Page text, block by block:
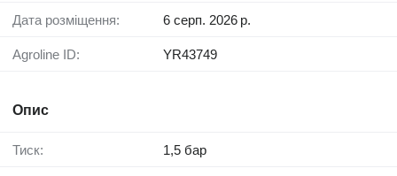
Дата розміщення: 6 серп. 2026 р.
Agroline ID: YR43749
Опис
Тиск: 1,5 бар